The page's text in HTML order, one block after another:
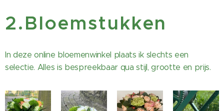
2.Bloemstukken
In deze online bloemenwinkel plaats ik slechts een
selectie. Alles is bespreekbaar qua stijl, grootte en prijs.